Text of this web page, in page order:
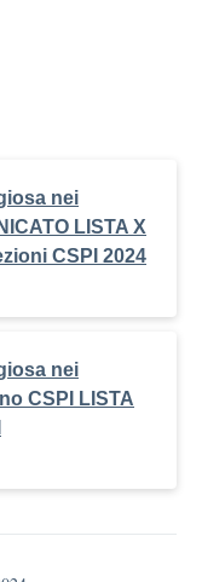
nei
LISTA X
CSPI 2024
nei
CSPI LISTA